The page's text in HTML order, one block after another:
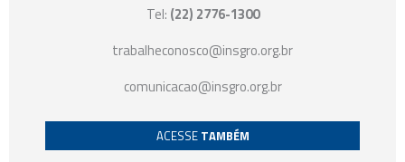
Tel: (22) 2776-1300
trabalheconosco@insgro.org.br
comunicacao@insgro.org.br
ACESSE TAMBÉM